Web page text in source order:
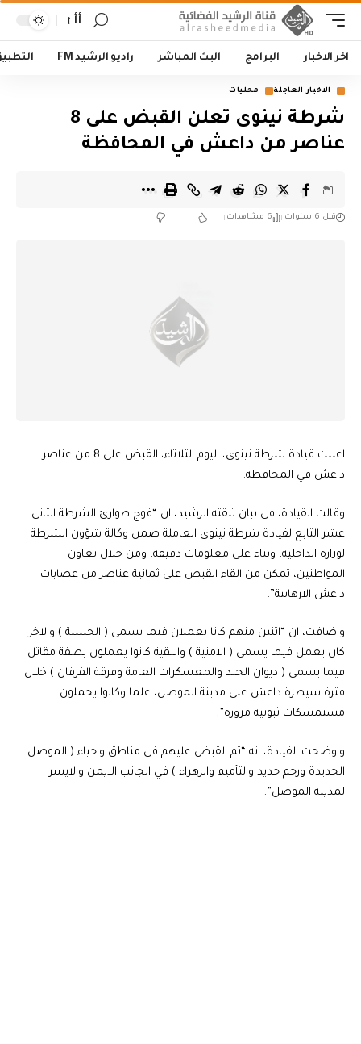
أأ
اخر الاخبار البرامج البث المباشر راديو الرشيد FM
الاخبار العاجلة محليات
شرطة نينوى تعلن القبض على 8
عناصر من داعش في المحافظة
قبل 6 سنوات 6 مشاهدات
اعلنت قيادة شرطة نينوى، اليوم الثلاثاء، القبض على 8 من عناصر
داعش في المحافظة.
وقالت القيادة، في ببان تلقته الرشيد، ان “فوج طوارئ الشرطة الثاني
عشر التابع لقيادة شرطة نينوى العاملة ضمن وكالة شؤون الشرطة
لوزارة الداخلية، وبناء على معلومات دقيقة، ومن خلال تعاون
المواطنين، تمكن من القاء القبض على ثمانية عناصر من عصابات
داعش الارهابية”.
واضافت، ان “اثنين منهم كانا يعملان فيما يسمى ( الحسبة ) والاخر
كان يعمل فيما يسمى ( الامنية ) والبقية كانوا يعملون بصفة مقاتل
فيما يسمى ( ديوان الجند والمعسكرات العامة وفرقة الفرقان ) خلال
فترة سيطرة داعش على مدينة الموصل، علما وكانوا يحملون
مستمسكات ثبوتية مزورة”.
واوضحت القيادة، انه “تم القبض عليهم في مناطق واحياء ( الموصل
الجديدة ورجم حديد والتأميم والزهراء ) في الجانب الايمن والايسر
لمدينة الموصل”.